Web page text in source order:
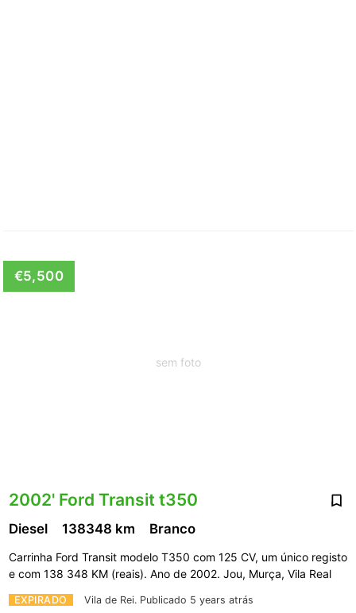
sem foto
€5,500
2002' Ford Transit t350
EXPIRADO Vila de Rei. Publicado 5 years atrás
Diesel 138348 km Branco
Carrinha Ford Transit modelo T350 com 125 CV, um único registo
e com 138 348 KM (reais). Ano de 2002. Jou, Murça, Vila Real